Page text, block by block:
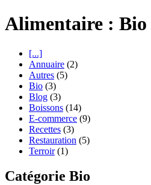
Alimentaire : Bio
[...]
Annuaire (2)
Autres (5)
Bio (3)
Blog (3)
Boissons (14)
E-commerce (9)
Recettes (3)
Restauration (5)
Terroir(1)
Catégorie Bio